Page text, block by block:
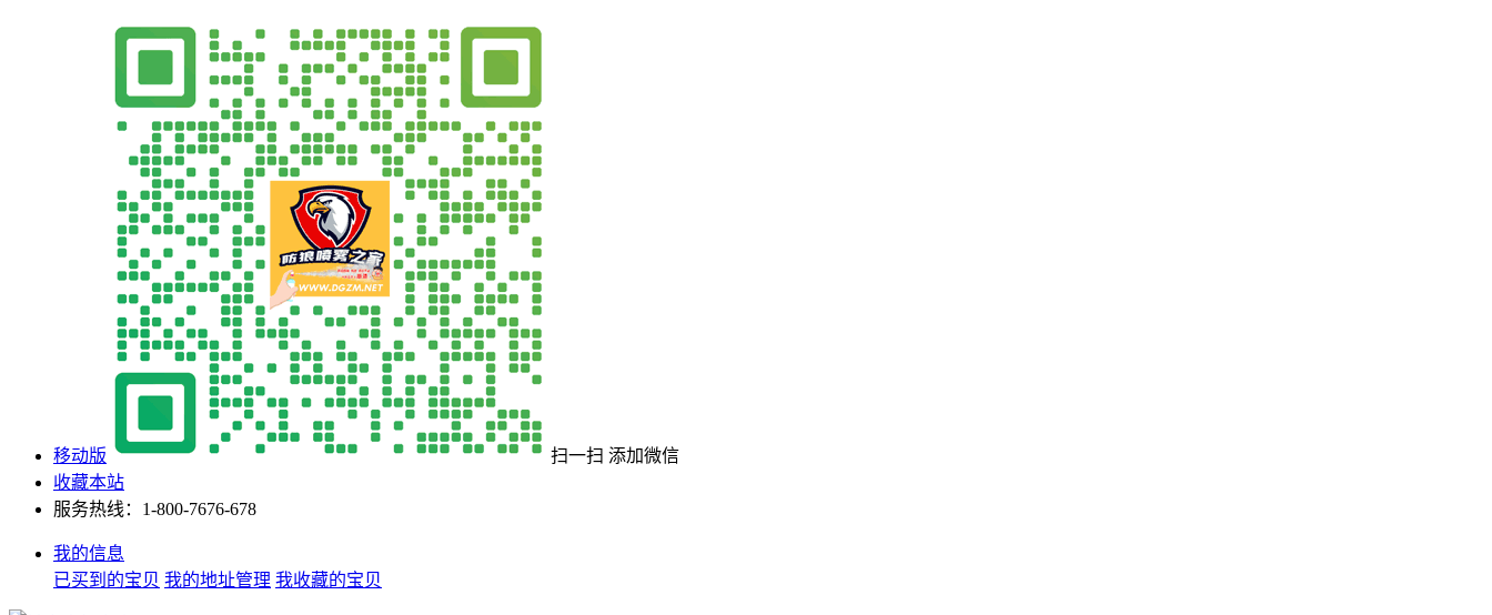
移动版
扫一扫 添加微信
收藏本站
服务热线：1-800-7676-678
我的信息
已买到的宝贝 我的地址管理 我收藏的宝贝